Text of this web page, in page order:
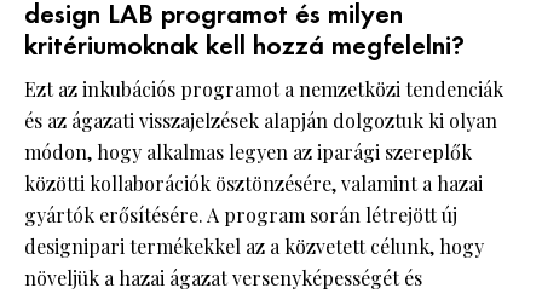
design LAB programot és milyen
kritériumoknak kell hozzá megfelelni?
Ezt az inkubációs programot a nemzetközi tendenciák
és az ágazati visszajelzések alapján dolgoztuk ki olyan
módon, hogy alkalmas legyen az iparági szereplők
közötti kollaborációk ösztönzésére, valamint a hazai
gyártók erősítésére. A program során létrejött új
designipari termékekkel az a közvetett célunk, hogy
növeljük a hazai ágazat versenyképességét és